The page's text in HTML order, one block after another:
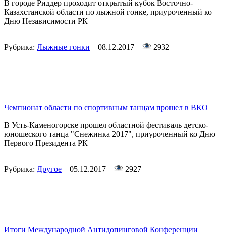
В городе Риддер проходит открытый кубок Восточно-
Казахстанской области по лыжной гонке, приуроченный ко
Дню Независимости РК
Рубрика: Лыжные гонки 08.12.2017 2932
Чемпионат области по спортивным танцам прошел в ВКО
В Усть-Каменогорске прошел областной фестиваль детско-
юношеского танца "Снежинка 2017", приуроченный ко Дню
Первого Президента РК
Рубрика: Другое 05.12.2017 2927
Итоги Международной Антидопинговой Конференции